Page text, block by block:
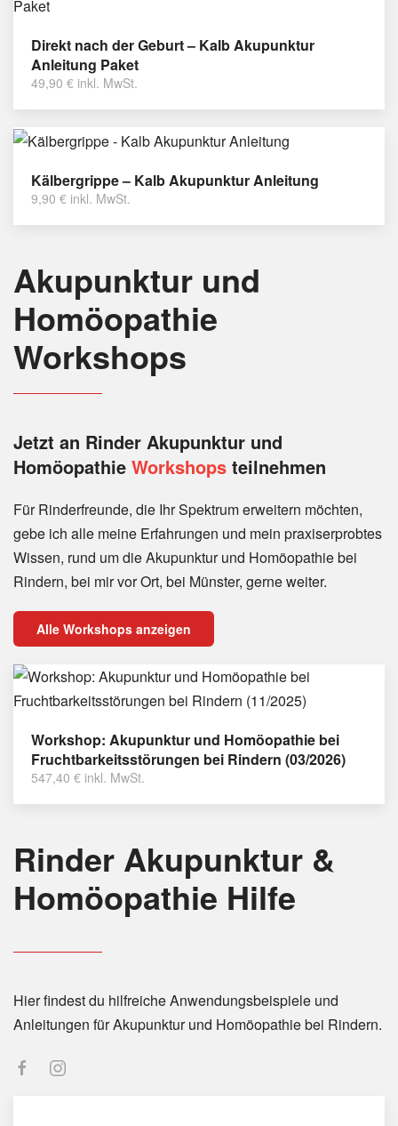
Direkt nach der Geburt – Kalb Akupunktur
Anleitung Paket
49,90 € inkl. MwSt.
Kälbergrippe – Kalb Akupunktur Anleitung
9,90 € inkl. MwSt.
Akupunktur und
Homöopathie
Workshops
Jetzt an Rinder Akupunktur und
Homöopathie Workshops teilnehmen
Für Rinderfreunde, die Ihr Spektrum erweitern möchten,
gebe ich alle meine Erfahrungen und mein praxiserprobtes
Wissen, rund um die Akupunktur und Homöopathie bei
Rindern, bei mir vor Ort, bei Münster, gerne weiter.
Alle Workshops anzeigen
Workshop: Akupunktur und Homöopathie bei
Fruchtbarkeitsstörungen bei Rindern (03/2026)
547,40 € inkl. MwSt.
Rinder Akupunktur &
Homöopathie Hilfe
Hier findest du hilfreiche Anwendungsbeispiele und
Anleitungen für Akupunktur und Homöopathie bei Rindern.